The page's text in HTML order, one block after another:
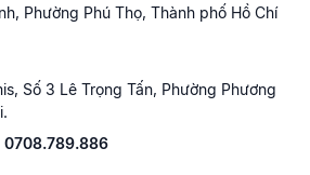
Phường Phú Thọ, Thành phố Hồ Chí
Số 3 Lê Trọng Tấn, Phường Phương
0708.789.886